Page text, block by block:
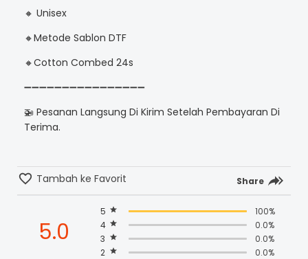
🔸 Unisex
🔸Metode Sablon DTF
🔸Cotton Combed 24s
➖➖➖➖➖➖➖➖➖➖➖➖➖➖➖➖
🚁 Pesanan Langsung Di Kirim Setelah Pembayaran Di
Terima.
Tambah ke Favorit Share
5.0
5
100%
4
0.0%
3
0.0%
2
0.0%